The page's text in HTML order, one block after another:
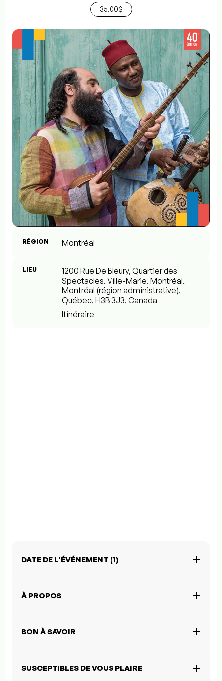
35.00$
RÉGION Montréal
LIEU
1200 Rue De Bleury, Quartier des
Spectacles, Ville-Marie, Montréal,
Montréal (région administrative),
Québec, H3B 3J3, Canada
Itinéraire
DATE DE L'ÉVÉNEMENT (1)
À PROPOS
BON À SAVOIR
SUSCEPTIBLES DE VOUS PLAIRE